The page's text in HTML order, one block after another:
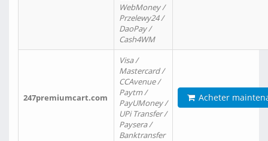
WebMoney /
Przelewy24 /
DaoPay /
Cash4WM
247premiumcart.com
Visa /
Mastercard /
CCAvenue /
Paytm /
PayUMoney /
UPi Transfer /
Paysera /
Banktransfer
Acheter